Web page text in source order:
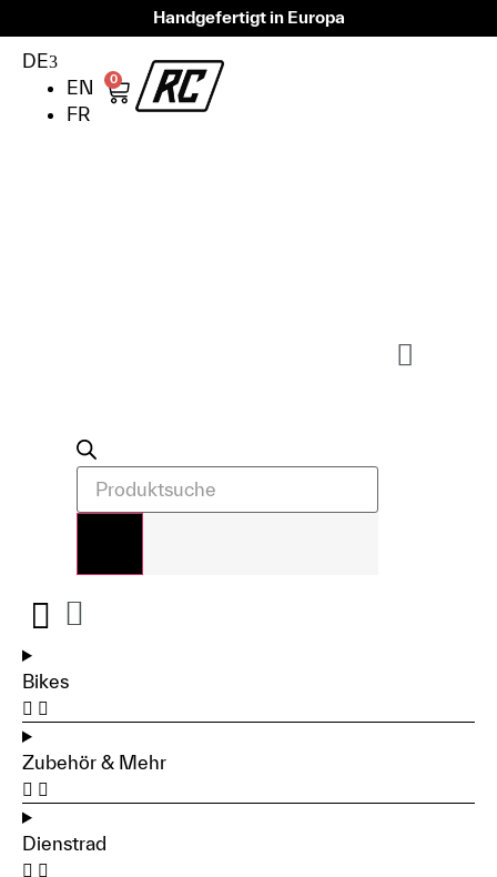
Handgefertigt in Europa
DE
EN
FR
0
Bikes
Zubehör & Mehr
Dienstrad